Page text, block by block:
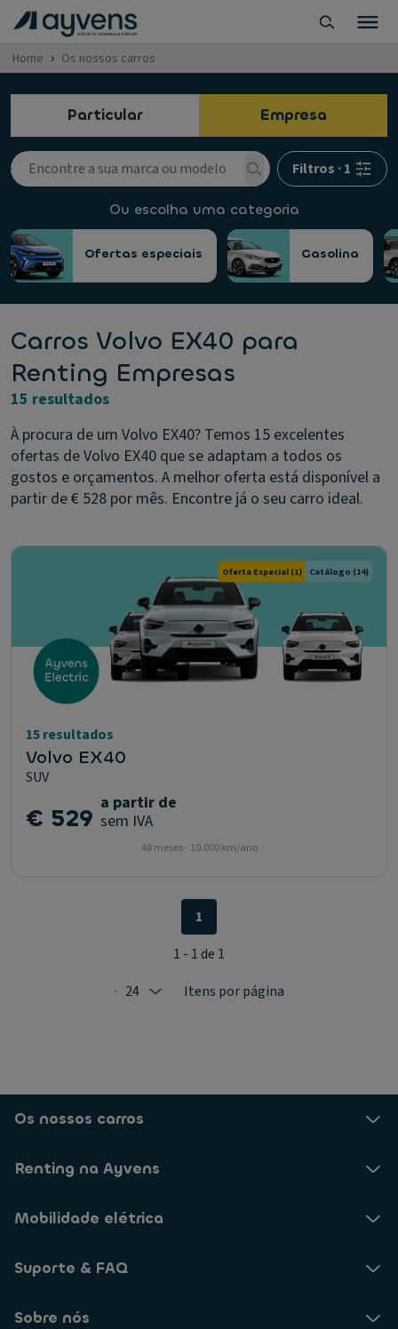
Home Os nossos carros
Particular Empresa
Filtros ·1
Ou escolha uma categoria
Ofertas especiais Gasolina
Carros Volvo EX40 para
Renting Empresas
15 resultados
À procura de um Volvo EX40? Temos 15 excelentes
ofertas de Volvo EX40 que se adaptam a todos os
gostos e orçamentos. A melhor oferta está disponível a
partir de € 528 por mês. Encontre já o seu carro ideal.
Oferta Especial (1) Catálogo (14)
15 resultados
Volvo EX40
SUV
€ 529 a partir de
sem IVA
48 meses - 10.000 km/ano
Selected: 24
24 Itens por página
1
1 - 1 de 1
Os nossos carros
Renting na Ayvens
Mobilidade elétrica
Suporte & FAQ
Sobre nós